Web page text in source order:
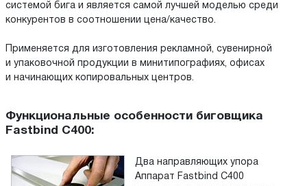
системой бига и является самой лучшей моделью среди
конкурентов в соотношении цена/качество.
Применяется для изготовления рекламной, сувенирной
и упаковочной продукции в минитипографиях, офисах
и начинающих копировальных центров.
Функциональные особенности биговщика
Fastbind C400:
Два направляющих упора
Аппарат Fastbind C400